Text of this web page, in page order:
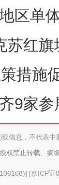
区单
苏红旗
措施
9家
载信息，不代表
权禁止转载、摘
] [京ICP证